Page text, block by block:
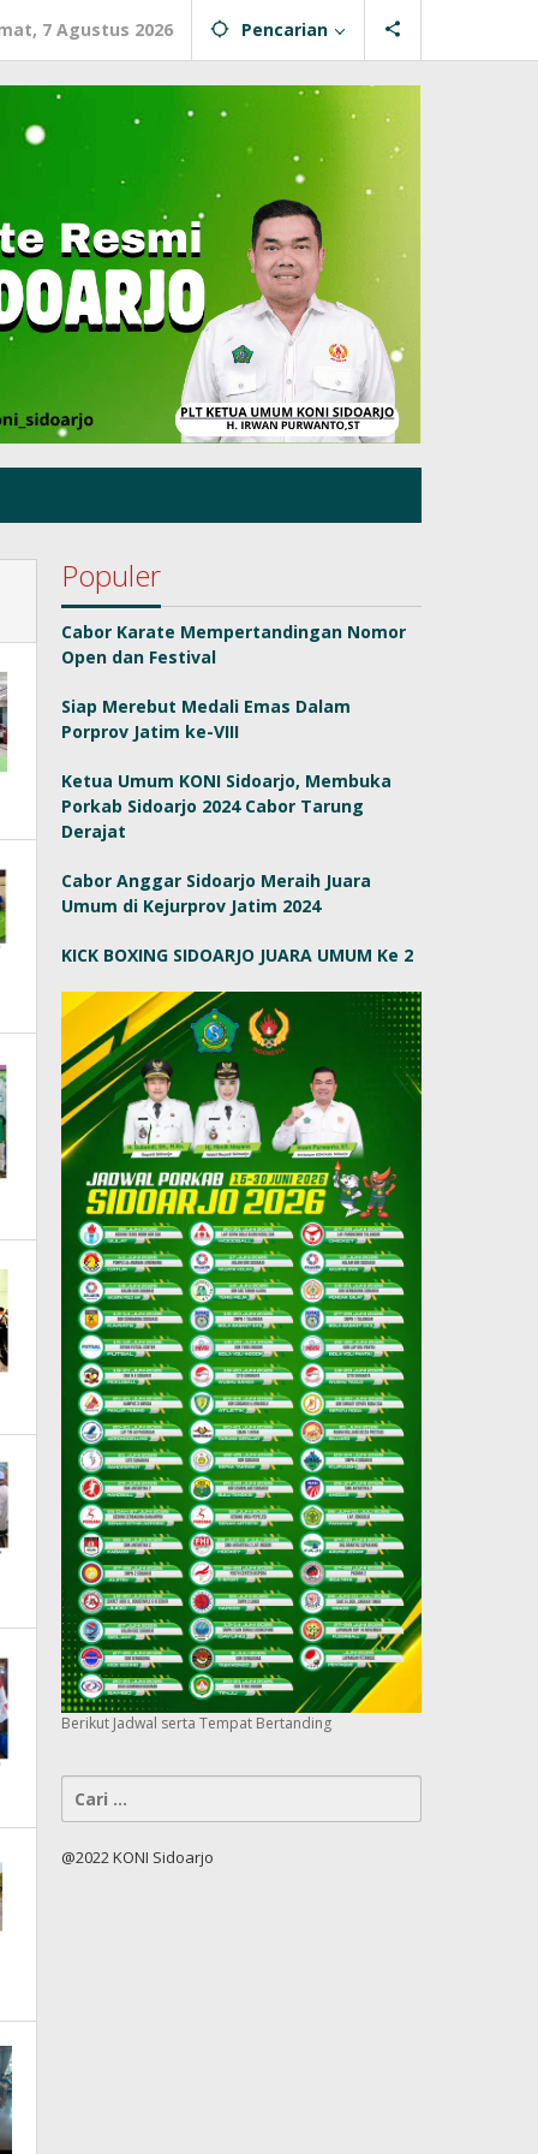
7 Agustus 2026 Pencarian
Populer
Cabor Karate Mempertandingan Nomor
Open dan Festival
Siap Merebut Medali Emas Dalam
Porprov Jatim ke-VIII
Ketua Umum KONI Sidoarjo, Membuka
Porkab Sidoarjo 2024 Cabor Tarung
Derajat
Cabor Anggar Sidoarjo Meraih Juara
Umum di Kejurprov Jatim 2024
KICK BOXING SIDOARJO JUARA UMUM Ke 2
Berikut Jadwal serta Tempat Bertanding
Cari
@2022 KONI Sidoarjo